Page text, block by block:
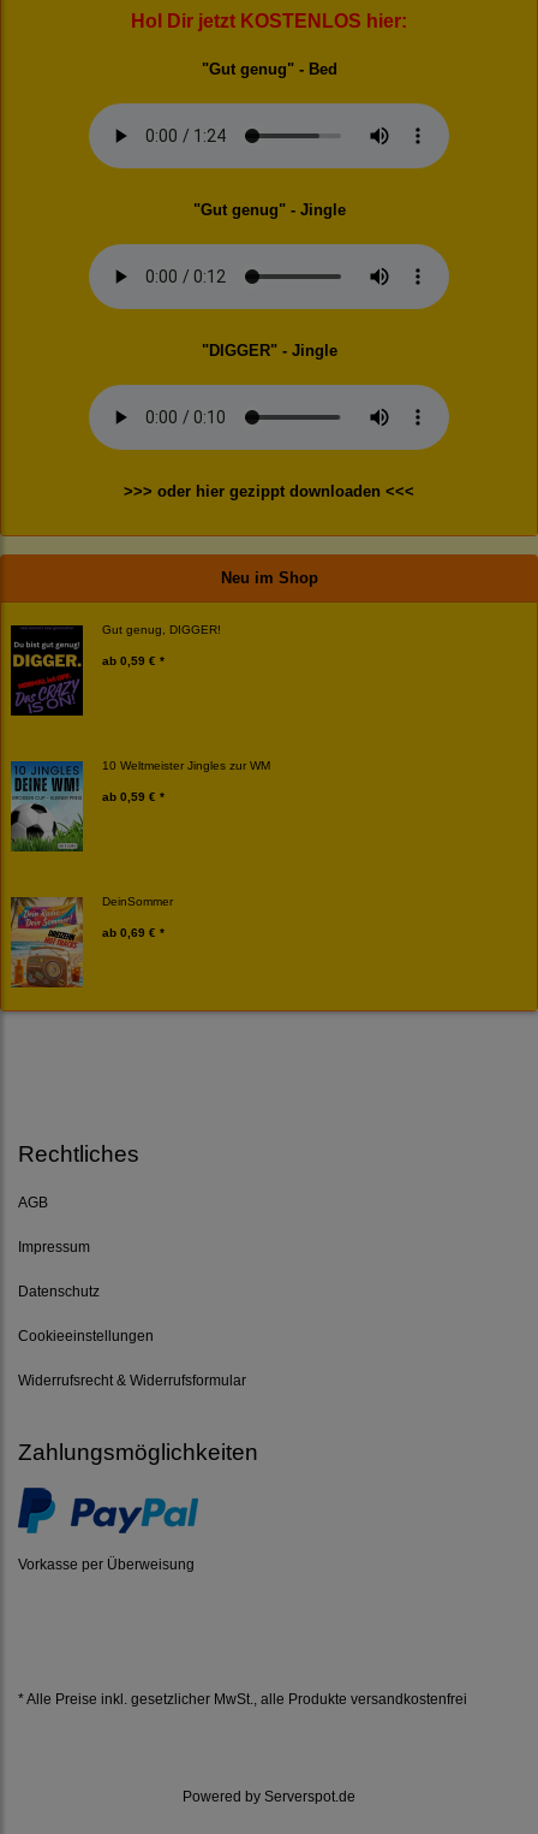
Hol Dir jetzt KOSTENLOS hier:
"Gut genug" - Bed
"Gut genug" - Jingle
"DIGGER" - Jingle
>>> oder hier gezippt downloaden <<<
Neu im Shop
Gut genug, DIGGER!
ab 0,59 € *
10 Weltmeister Jingles zur WM
ab 0,59 € *
DeinSommer
ab 0,69 € *
Rechtliches
AGB
Impressum
Datenschutz
Cookieeinstellungen
Widerrufsrecht & Widerrufsformular
Zahlungsmöglichkeiten
Vorkasse per Überweisung
* Alle Preise inkl. gesetzlicher MwSt., alle Produkte versandkostenfrei
Powered by Serverspot.de